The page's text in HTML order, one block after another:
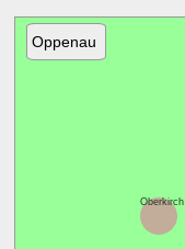
Oppenau
Oberkirch